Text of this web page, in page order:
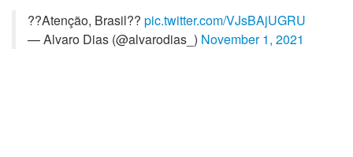
??Atenção, Brasil?? pic.twitter.com/VJsBAjUGRU
— Alvaro Dias (@alvarodias_) November 1, 2021